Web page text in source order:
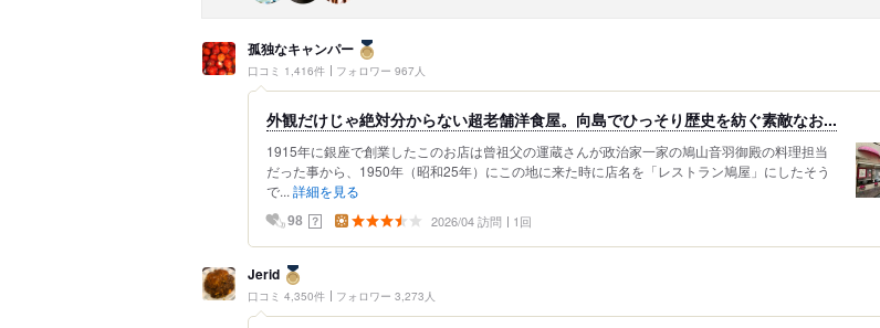
孤独なキャンパー
口コミ 1,416件 フォロワー 967人
外観だけじゃ絶対分からない超老舗洋食屋。向島でひっそり歴史を紡ぐ素敵なお...
1915年に銀座で創業したこのお店は曾祖父の運蔵さんが政治家一家の鳩山音羽御殿の料理担当
だった事から、1950年（昭和25年）にこの地に来た時に店名を「レストラン鳩屋」にしたそう
で... 詳細を見る
98 ？ 2026/04 訪問 1回
Jerid
口コミ 4,350件 フォロワー 3,273人